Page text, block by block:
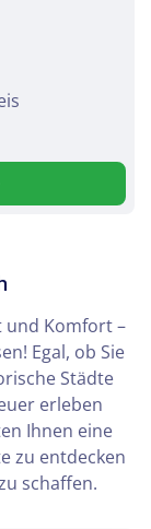
und Komfort –
Egal, ob Sie
Städte
erleben
Ihnen eine
zu entdecken
schaffen.